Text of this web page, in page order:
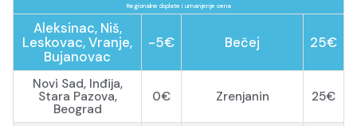
Regionalne doplate i umanjenje cena
Aleksinac, Niš,
Leskovac, Vranje,
Bujanovac
-5€ Bečej 25€
Novi Sad, Inđija,
Stara Pazova,
Beograd
0€ Zrenjanin 25€